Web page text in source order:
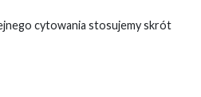
cytowania stosujemy skrót